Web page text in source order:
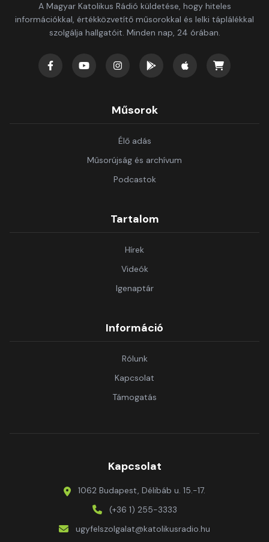
A Magyar Katolikus Rádió küldetése, hogy hiteles
információkkal, értékközvetítő műsorokkal és lelki táplálékkal
szolgálja hallgatóit. Minden nap, 24 órában.
Műsorok
Élő adás
Műsorújság és archívum
Podcastok
Tartalom
Hírek
Videók
Igenaptár
Információ
Rólunk
Kapcsolat
Támogatás
Kapcsolat
1062 Budapest, Délibáb u. 15.-17.
(+36 1) 255-3333
ugyfelszolgalat@katolikusradio.hu